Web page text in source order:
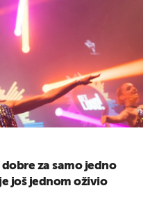
za samo jedno
još jednom oživio